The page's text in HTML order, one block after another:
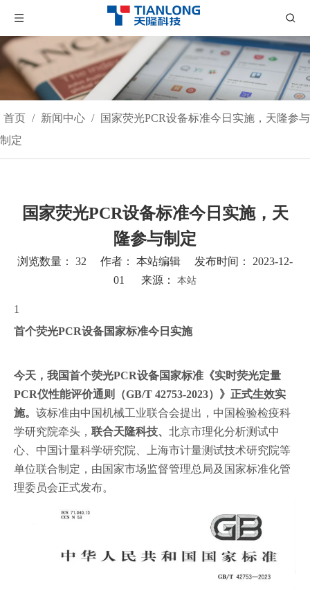
首页 / 新闻中心 / 国家荧光PCR设备标准今日实施，天隆参与
制定
国家荧光PCR设备标准今日实施，天
隆参与制定
浏览数量： 32 作者： 本站编辑 发布时间： 2023-12-
01 来源： 本站
1
首个荧光PCR设备国家标准今日实施
今天，我国首个荧光PCR设备国家标准《实时荧光定量
PCR仪性能评价通则（GB/T 42753-2023）》正式生效实
施。 该标准由中国机械工业联合会提出，中国检验检疫科
学研究院牵头， 联合天隆科技、 北京市理化分析测试中
心、中国计量科学研究院、上海市计量测试技术研究院等
单位联合制定，由国家市场监督管理总局及国家标准化管
理委员会正式发布。